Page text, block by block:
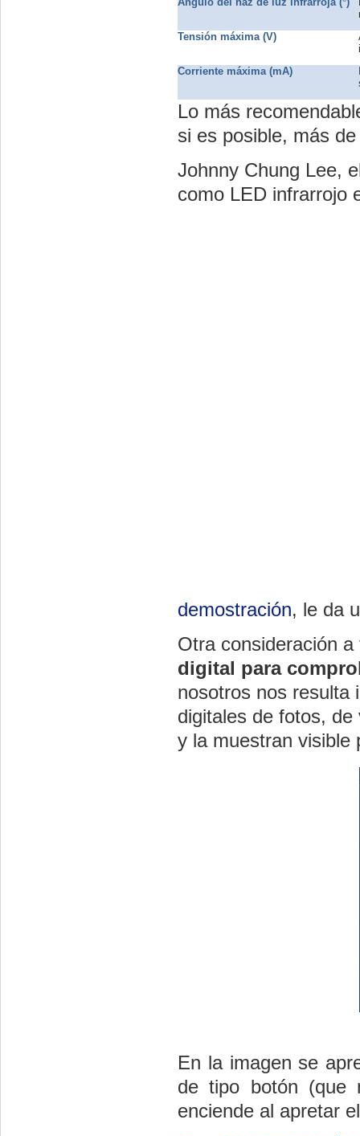
Tensión máxima (V)
Corriente máxima (mA)
Lo más
si es posible, más
Johnny Chung Lee,
como LED infrarrojo
demostración, le da
Otra consideración
digital para
nosotros nos resulta
digitales de fotos,
y la muestran visible
En la imagen se
de tipo botón (que
enciende al apretar